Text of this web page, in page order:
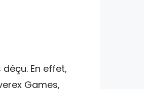
En effet,
Games,